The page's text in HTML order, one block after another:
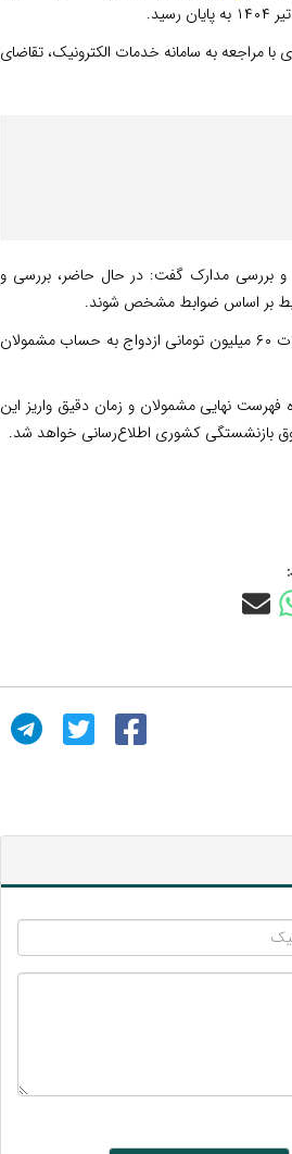
بگیران کشوری با مراجعه به سامانه خدمات الکترونیک، تقاضای
و بررسی مدارک گفت: در حال حاضر، بررسی و
بر اساس ضوابط مشخص شوند.
شیخی خاطرنشان کرد: پس از تأیید نهایی و بر اساس سقف اعتبار تخصیصی، تسهیلات ۶۰ میلیون تومانی ازدواج به حساب مشمولان
فهرست نهایی مشمولان و زمان دقیق واریز این
بازنشستگی کشوری اطلاع‌رسانی خواهد شد.